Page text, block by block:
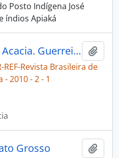
Posto Indígena José
índios Apiaká
TEMPESTA, Giovana Acacia. Guerreiros, riquezas e onças nas rotas fluviais notas históricas e etnográficas sobre os Apiaká [Revista Brasileira de Lingüística Antropológica]
REF-Revista Brasileira de
2010 - 2 - 1
Grosso